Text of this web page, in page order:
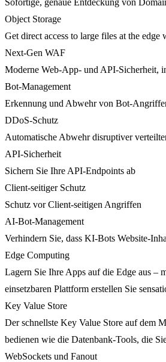
Object Storage
Get direct access to large files at the edge
Next-Gen WAF
Moderne Web-App- und API-Sicherheit,
Bot-Management
Erkennung und Abwehr von Bot-
DDoS-Schutz
Automatische Abwehr disruptiver
API-Sicherheit
Sichern Sie Ihre API-Endpoints ab
Client-seitiger Schutz
Schutz vor Client-seitigen Angriffen
AI-Bot-Management
Verhindern Sie, dass KI-Bots Website-
Edge Computing
Lagern Sie Ihre Apps auf die Edge aus –
einsetzbaren Plattform erstellen Sie
Key Value Store
Der schnellste Key Value Store auf dem
bedienen wie die Datenbank-Tools, die
WebSockets und Fanout